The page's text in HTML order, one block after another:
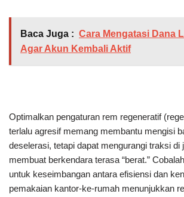
Baca Juga : Cara Mengatasi Dana
Agar Akun Kembali Aktif
Optimalkan pengaturan rem regeneratif
terlalu agresif memang membantu mengisi
deselerasi, tetapi dapat mengurangi traksi di
membuat berkendara terasa “berat.”
untuk keseimbangan antara efisiensi dan
pemakaian kantor-ke-rumah menunjukkan